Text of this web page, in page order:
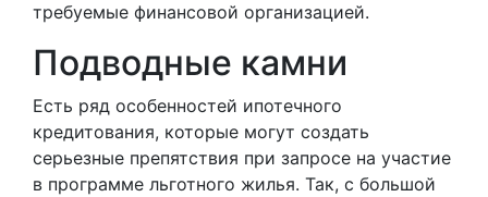
требуемые финансовой организацией.
Подводные камни
Есть ряд особенностей ипотечного
кредитования, которые могут создать
серьезные препятствия при запросе на участие
в программе льготного жилья. Так, с большой